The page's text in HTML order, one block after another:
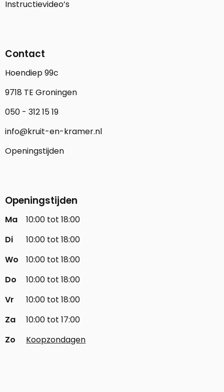
Instructievideo’s
Contact
Hoendiep 99c
9718 TE Groningen
050 - 312 15 19
info@kruit-en-kramer.nl
Openingstijden
Openingstijden
Ma
10:00 tot 18:00
Di
10:00 tot 18:00
Wo
10:00 tot 18:00
Do
10:00 tot 18:00
Vr
10:00 tot 18:00
Za
10:00 tot 17:00
Zo
Koopzondagen